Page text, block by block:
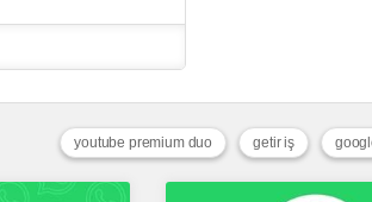
getir iş
youtube premium duo